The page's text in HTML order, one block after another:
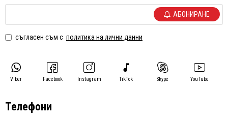
АБОНИРАНЕ
съгласен съм с политика на лични данни
Viber Facebook Instagram TikTok Skype YouTube
Телефони